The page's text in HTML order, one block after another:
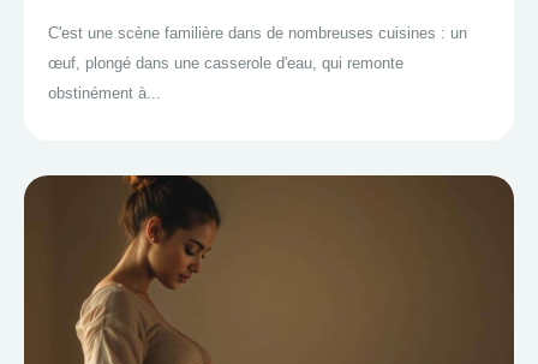
C'est une scène familière dans de nombreuses cuisines : un
œuf, plongé dans une casserole d'eau, qui remonte
obstinément à...